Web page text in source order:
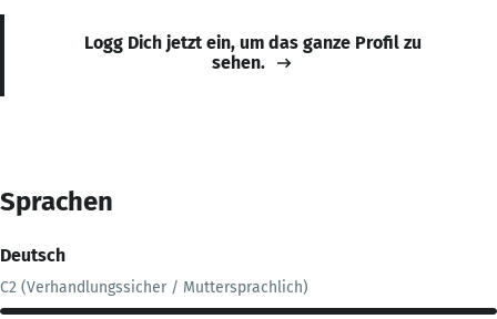
Logg Dich jetzt ein, um das ganze Profil zu
sehen.
Sprachen
Deutsch
C2 (Verhandlungssicher / Muttersprachlich)